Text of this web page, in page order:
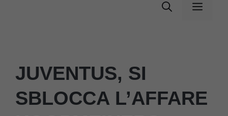
Menu
JUVENTUS, SI
SBLOCCA L’AFFARE